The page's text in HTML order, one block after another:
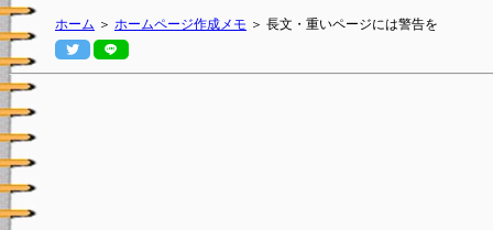
ホーム ＞ ホームページ作成メモ ＞ 長文・重いページには警告を